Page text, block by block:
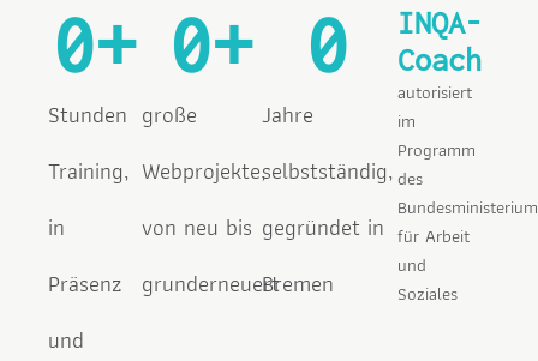
Stunden
Training,
in
Präsenz
und
0+
große
Webprojekte,
von neu bis
grunderneuert
0+
Jahre
selbstständig,
gegründet in
Bremen
0
INQA-
Coach
autorisiert
im
Programm
des
für Arbeit
und
Soziales